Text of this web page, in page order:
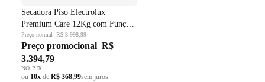
Secadora Piso Electrolux
Premium Care 12Kg com Função
AutoSense SFP12 Branco 220V
Preço normalR$ 3.998,99
Preço promocional R$
3.394,79
NO PIX
ou 10x de R$ 368,99sem juros